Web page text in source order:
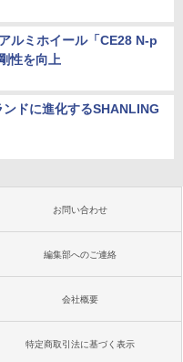
ルミホイール「CE28 N-p
性を向上
ドに進化するSHANLING
お問い合わせ
編集部へのご連絡
会社概要
特定商取引法に基づく表示